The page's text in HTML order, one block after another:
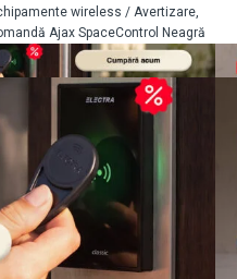
wireless / Avertizare,
Ajax SpaceControl Neagră